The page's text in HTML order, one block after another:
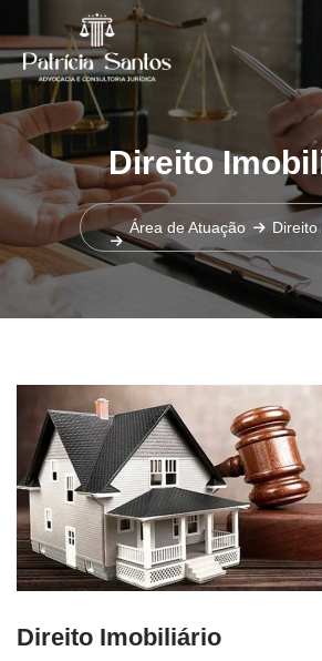
Direito
Área de Atuação Direito
Direito Imobiliário